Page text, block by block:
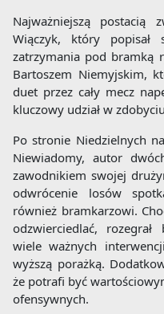
Najważniejszą postacią
Wiączyk, który
zatrzymania pod bramką
Bartoszem Niemyjskim,
duet przez cały mecz
kluczowy udział w
Po stronie Niedzielnych
Niewiadomy, autor
zawodnikiem swojej
odwrócenie losów
również bramkarzowi.
odzwierciedlać,
wiele ważnych
wyższą porażką.
że potrafi być
ofensywnych.